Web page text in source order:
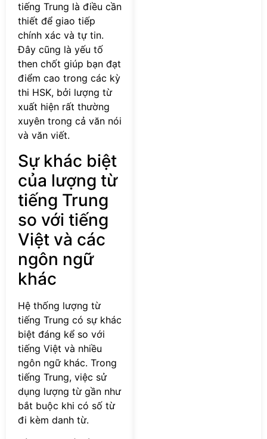
tiếng Trung là điều cần
thiết để giao tiếp
chính xác và tự tin.
Đây cũng là yếu tố
then chốt giúp bạn đạt
điểm cao trong các kỳ
thi HSK, bởi lượng từ
xuất hiện rất thường
xuyên trong cả văn nói
và văn viết.
Sự khác biệt
của lượng từ
tiếng Trung
so với tiếng
Việt và các
ngôn ngữ
khác
Hệ thống lượng từ
tiếng Trung có sự khác
biệt đáng kể so với
tiếng Việt và nhiều
ngôn ngữ khác. Trong
tiếng Trung, việc sử
dụng lượng từ gần như
bắt buộc khi có số từ
đi kèm danh từ.